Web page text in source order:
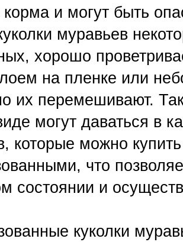
корма и могут быть
муравьев
хорошо
на пленке или
их перемешивают.
могут даваться в
которые можно
что
состоянии и
куколки